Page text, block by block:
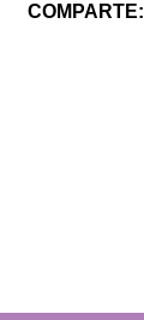
COMPARTE: